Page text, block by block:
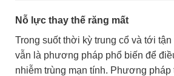
Nỗ lực thay thế răng mất
Trong suốt thời kỳ trung cổ và tới tận
vẫn là phương pháp phổ biến để
nhiễm trùng mạn tính. Phương pháp